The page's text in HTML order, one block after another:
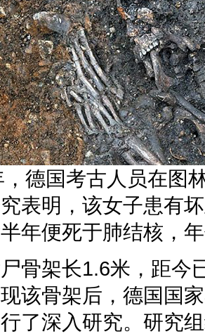
德国考古人员在图
表明，该女子患有
年便死于肺结核，
架长1.6米，距今
该骨架后，德国国
了深入研究。研究